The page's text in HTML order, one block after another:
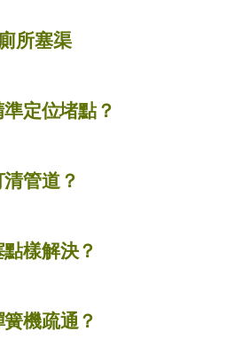
所塞渠
定位堵點？
管道？
樣解決？
機疏通？